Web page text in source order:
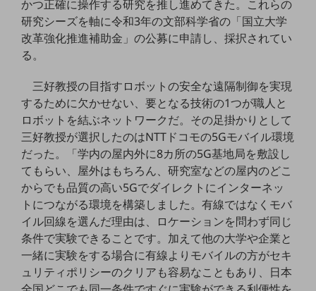
ビジネスお役立ち情報
旬な話題やお役立ち資料などDXの課題を
解決するヒントをお届けする記事サイト
新着記事
トレンド記事特集
IT用語集
中堅中小企業向け
サービス・ソリューション
課題やニーズに合ったサービスをご紹介し、
中堅中小企業のビジネスをサポート！
お悩みから見つける
お悩みから見つけるTOP
ネットワーク
モバイル・音声
バックオフィス
かつ正確に操作する研究を推し進めてきた。これらの
研究シーズを軸に令和3年の文部科学省の「国立大学
改革強化推進補助金」の公募に申請し、採択されてい
る。
三好教授の目指すロボットの安全な遠隔制御を実現
するために欠かせない、要となる技術の1つが職人と
ロボットを結ぶネットワークだ。その足掛かりとして
三好教授が選択したのはNTTドコモの5Gモバイル環境
だった。「学内の屋内外に8カ所の5G基地局を敷設し
てもらい、屋外はもちろん、研究室などの屋内のどこ
からでも品質の高い5Gでダイレクトにインターネッ
トにつながる環境を構築しました。有線ではなくモバ
イル回線を選んだ理由は、ロケーションを問わず同じ
条件で実験できることです。加えて他の大学や企業と
一緒に実験をする場合に有線よりモバイルの方がセキ
ュリティポリシーのクリアも容易なこともあり、日本